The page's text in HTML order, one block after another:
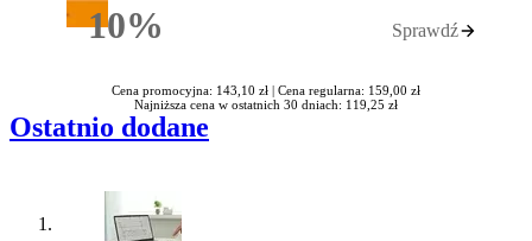
10%Rabatu Sprawdź
Cena promocyjna: 143,10 zł | Cena regularna: 159,00 zł
Najniższa cena w ostatnich 30 dniach: 119,25 zł
Ostatnio dodane